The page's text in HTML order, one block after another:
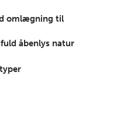
omlægning til
åbenlys natur